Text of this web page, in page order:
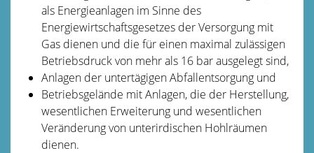
als Energieanlagen im Sinne des
Energiewirtschaftsgesetzes der Versorgung mit
Gas dienen und die für einen maximal zulässigen
Betriebsdruck von mehr als 16 bar ausgelegt sind,
Anlagen der untertägigen Abfallentsorgung und
Betriebsgelände mit Anlagen, die der Herstellung,
wesentlichen Erweiterung und wesentlichen
Veränderung von unterirdischen Hohlräumen
dienen.